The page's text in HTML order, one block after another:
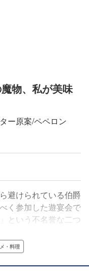
物、私が美味
ー原案/ペペロン
避けられている伯爵
く参加した遊宴会で
という不名誉な二つ
れる。メルフィエラ
には言えない〝趣
トルありグルメあ
・料理